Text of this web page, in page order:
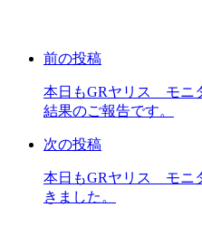
前の投稿
本日もGRヤリス モニ
結果のご報告です。
次の投稿
本日もGRヤリス モニ
きました。